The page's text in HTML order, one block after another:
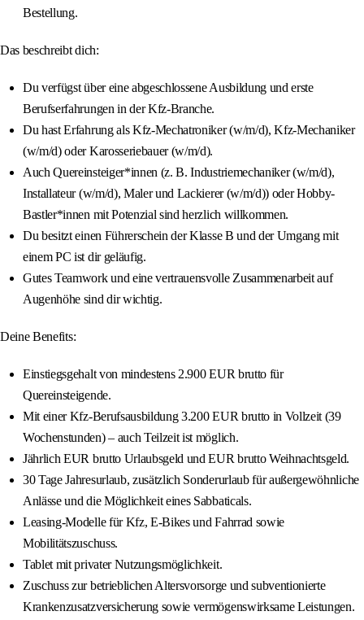
Bestellung.
Das beschreibt dich:
Du verfügst über eine abgeschlossene Ausbildung und erste
Berufserfahrungen in der Kfz-Branche.
Du hast Erfahrung als Kfz-Mechatroniker (w/m/d), Kfz-Mechaniker
(w/m/d) oder Karosseriebauer (w/m/d).
Auch Quereinsteiger*innen (z. B. Industriemechaniker (w/m/d),
Installateur (w/m/d), Maler und Lackierer (w/m/d)) oder Hobby-
Bastler*innen mit Potenzial sind herzlich willkommen.
Du besitzt einen Führerschein der Klasse B und der Umgang mit
einem PC ist dir geläufig.
Gutes Teamwork und eine vertrauensvolle Zusammenarbeit auf
Augenhöhe sind dir wichtig.
Deine Benefits:
Einstiegsgehalt von mindestens 2.900 EUR brutto für
Quereinsteigende.
Mit einer Kfz-Berufsausbildung 3.200 EUR brutto in Vollzeit (39
Wochenstunden) – auch Teilzeit ist möglich.
Jährlich EUR brutto Urlaubsgeld und EUR brutto Weihnachtsgeld.
30 Tage Jahresurlaub, zusätzlich Sonderurlaub für außergewöhnliche
Anlässe und die Möglichkeit eines Sabbaticals.
Leasing-Modelle für Kfz, E-Bikes und Fahrrad sowie
Mobilitätszuschuss.
Tablet mit privater Nutzungsmöglichkeit.
Zuschuss zur betrieblichen Altersvorsorge und subventionierte
Krankenzusatzversicherung sowie vermögenswirksame Leistungen.